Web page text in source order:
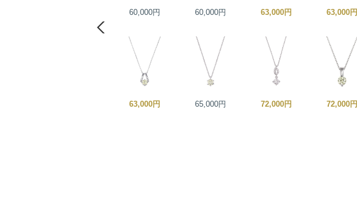
60,000円 60,000円 63,000円 63,000円
63,000円 65,000円 72,000円 72,000円